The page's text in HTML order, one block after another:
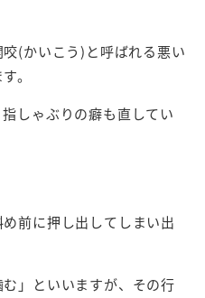
(かいこう)と呼ばれる悪い
。
しゃぶりの癖も直してい
前に押し出してしまい出
」といいますが、その行